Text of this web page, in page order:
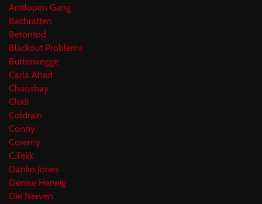
Antilopen Gang
Bachratten
Betontod
Blackout Problems
Butterwegge
Carla Ahad
Chaosbay
Cludi
Coldrain
Conny
Coremy
C.Tekk
Danko Jones
Denise Herwig
Die Nerven